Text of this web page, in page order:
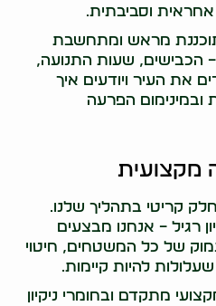
וסביבתית.
מראש ומתחשבת
– הכבישים, שעות התנועה,
את העיר ויודעים איך
ובמינימום הפרעה
מקצועית
חלק קריטי בתהליך שלנו.
רגיל – אנחנו מבצעים
עמוק של כל המשטחים, חיטוי
להיות קיימות.
מתקדם ובחומרי ניקיון